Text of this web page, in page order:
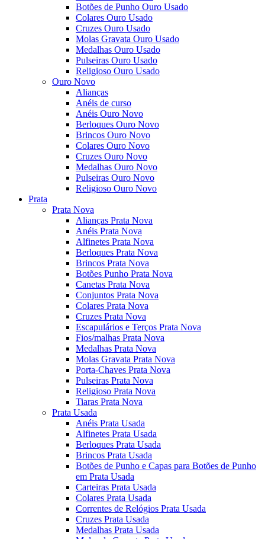
Botões de Punho Ouro Usado
Colares Ouro Usado
Cruzes Ouro Usado
Molas Gravata Ouro Usado
Medalhas Ouro Usado
Pulseiras Ouro Usado
Religioso Ouro Usado
Ouro Novo
Alianças
Anéis de curso
Anéis Ouro Novo
Berloques Ouro Novo
Brincos Ouro Novo
Colares Ouro Novo
Cruzes Ouro Novo
Medalhas Ouro Novo
Pulseiras Ouro Novo
Religioso Ouro Novo
Prata
Prata Nova
Alianças Prata Nova
Anéis Prata Nova
Alfinetes Prata Nova
Berloques Prata Nova
Brincos Prata Nova
Botões Punho Prata Nova
Canetas Prata Nova
Conjuntos Prata Nova
Colares Prata Nova
Cruzes Prata Nova
Escapulários e Terços Prata Nova
Fios/malhas Prata Nova
Medalhas Prata Nova
Molas Gravata Prata Nova
Porta-Chaves Prata Nova
Pulseiras Prata Nova
Religioso Prata Nova
Tiaras Prata Nova
Prata Usada
Anéis Prata Usada
Alfinetes Prata Usada
Berloques Prata Usada
Brincos Prata Usada
Botões de Punho e Capas para Botões de Punho
em Prata Usada
Carteiras Prata Usada
Colares Prata Usada
Correntes de Relógios Prata Usada
Cruzes Prata Usada
Medalhas Prata Usada